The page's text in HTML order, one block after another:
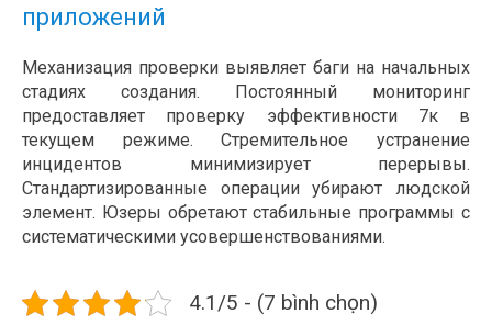
приложений
Механизация проверки выявляет баги на начальных
стадиях создания. Постоянный мониторинг
предоставляет проверку эффективности 7к в
текущем режиме. Стремительное устранение
инцидентов минимизирует перерывы.
Стандартизированные операции убирают людской
элемент. Юзеры обретают стабильные программы с
систематическими усовершенствованиями.
4.1/5 - (7 bình chọn)